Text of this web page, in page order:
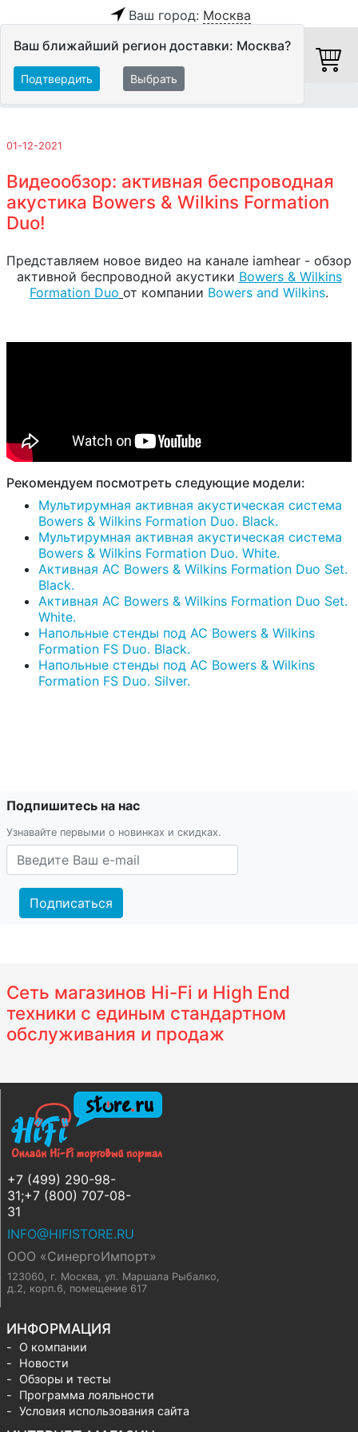
Ваш город: Москва
Ваш ближайший регион доставки: Москва?
Подтвердить Выбрать
01-12-2021
Видеообзор: активная беспроводная
акустика Bowers & Wilkins Formation
Duo!
Представляем новое видео на канале iamhear - обзор
активной беспроводной акустики Bowers & Wilkins
Formation Duo от компании Bowers and Wilkins.
Рекомендуем посмотреть следующие модели:
Мультирумная активная акустическая система
Bowers & Wilkins Formation Duo. Black.
Мультирумная активная акустическая система
Bowers & Wilkins Formation Duo. White.
Активная АС Bowers & Wilkins Formation Duo Set.
Black.
Активная АС Bowers & Wilkins Formation Duo Set.
White.
Напольные стенды под АС Bowers & Wilkins
Formation FS Duo. Black.
Напольные стенды под АС Bowers & Wilkins
Formation FS Duo. Silver.
Подпишитесь на нас
Узнавайте первыми о новинках и скидках.
Подписаться
Сеть магазинов Hi-Fi и High End
техники с единым стандартном
обслуживания и продаж
+7 (499) 290-98-
31;+7 (800) 707-08-
31
INFO@HIFISTORE.RU
ООО «СинергоИмпорт»
123060, г. Москва, ул. Маршала Рыбалко,
д.2, корп.6, помещение 617
ИНФОРМАЦИЯ
О компании
Новости
Обзоры и тесты
Программа лояльности
Условия использования сайта